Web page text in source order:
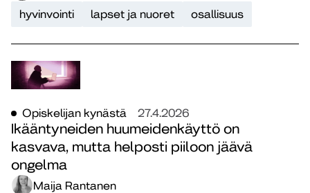
hyvinvointi
lapset ja nuoret osallisuus
Opiskelijan kynästä 27.4.2026
Ikääntyneiden huumeidenkäyttö on
kasvava, mutta helposti piiloon jäävä
ongelma
Maija Rantanen